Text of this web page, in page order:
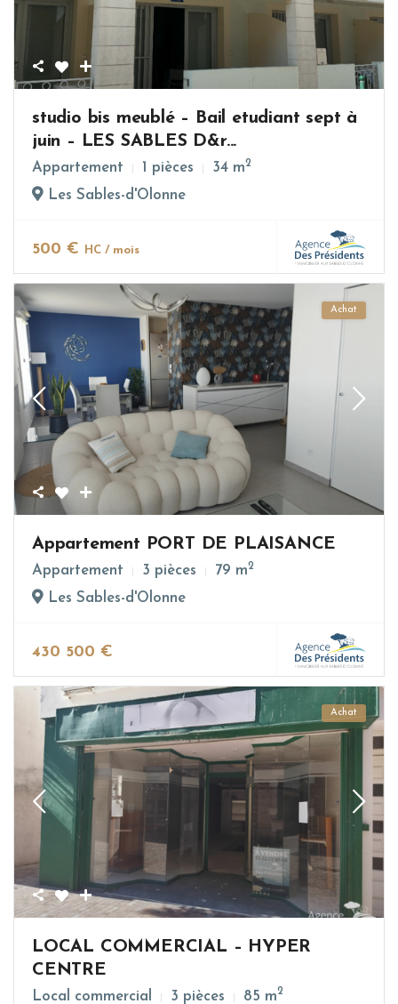
studio bis meublé – Bail etudiant sept à
juin – LES SABLES D&r...
Appartement 1 pièces 34 m2
Les Sables-d'Olonne
500 € HC / mois
Achat
Appartement PORT DE PLAISANCE
Appartement 3 pièces 79 m2
Les Sables-d'Olonne
430 500 €
Achat
LOCAL COMMERCIAL – HYPER
CENTRE
Local commercial 3 pièces 85 m2